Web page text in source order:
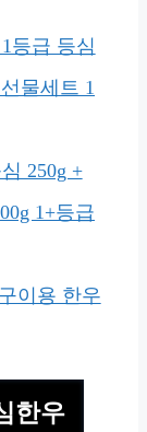
등급 등심
물세트 1
250g +
1+등급
이용 한우
한우